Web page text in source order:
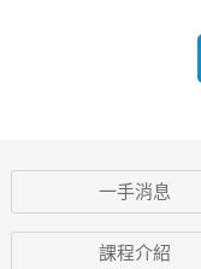
一手消息
課程介紹